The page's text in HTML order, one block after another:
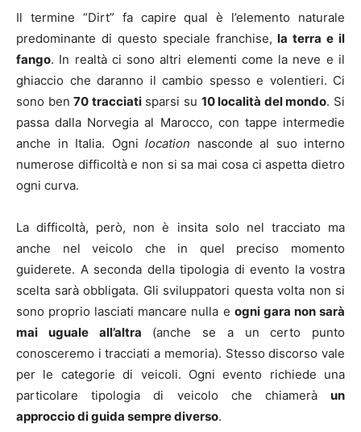
Il termine “Dirt” fa capire qual è l’elemento naturale
predominante di questo speciale franchise,la terra e il
fango. In realtà ci sono altri elementi come la neve e il
ghiaccio che daranno il cambio spesso e volentieri. Ci
sono ben70 tracciatisparsi su 10 località del mondo. Si
passa dalla Norvegia al Marocco, con tappe intermedie
anche in Italia. Ogni location nasconde al suo interno
numerose difficoltà e non si sa mai cosa ci aspetta dietro
ogni curva.
La difficoltà, però, non è insita solo nel tracciato ma
anche nel veicolo che in quel preciso momento
guiderete. A seconda della tipologia di evento la vostra
scelta sarà obbligata. Gli sviluppatori questa volta non si
sono proprio lasciati mancare nulla e ogni gara non sarà
mai uguale all’altra (anche se a un certo punto
conosceremo i tracciati a memoria). Stesso discorso vale
per le categorie di veicoli. Ogni evento richiede una
particolare tipologia di veicolo che chiamerà un
approccio di guida sempre diverso.